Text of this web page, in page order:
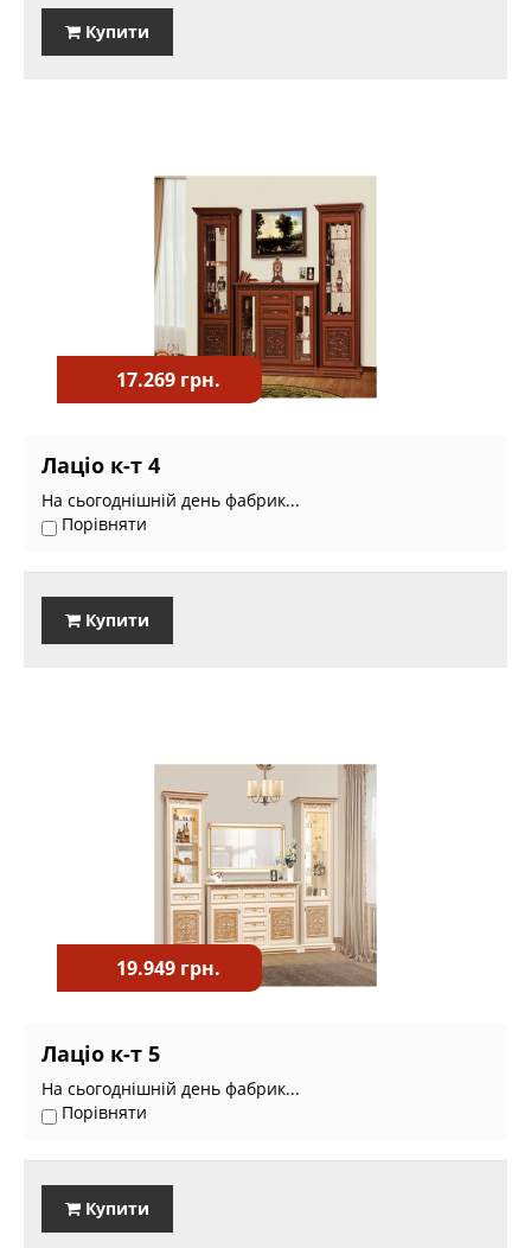
Купити
17.269 грн.
Лаціо к-т 4
На сьогоднішній день фабрик...
Порівняти
Купити
19.949 грн.
Лаціо к-т 5
На сьогоднішній день фабрик...
Порівняти
Купити